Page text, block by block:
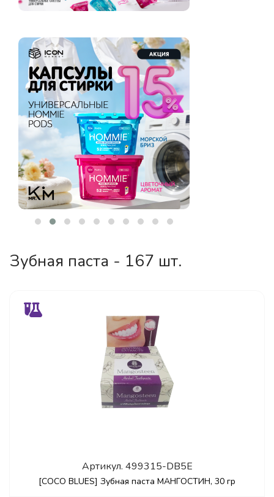
Зубная паста - 167 шт.
Артикул. 499315-DB5E
[COCO BLUES] Зубная паста МАНГОСТИН, 30 гр